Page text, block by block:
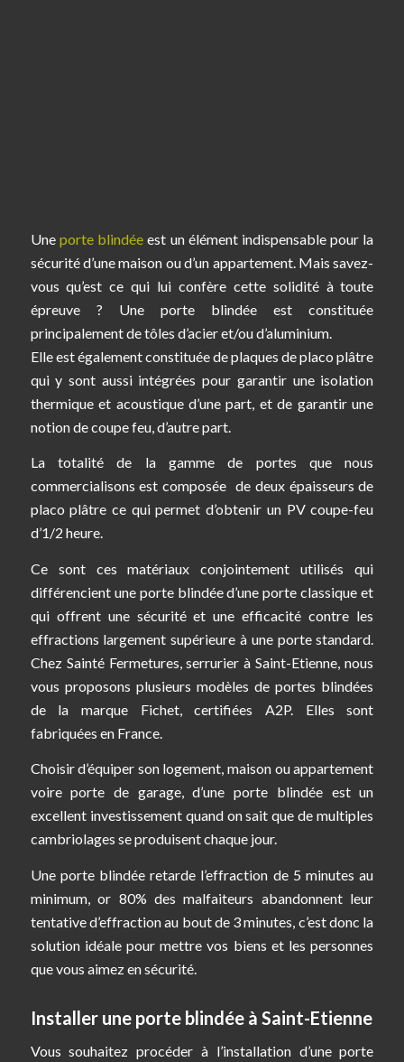
Une porte blindée est un élément indispensable pour la
sécurité d’une maison ou d’un appartement. Mais savez-
vous qu’est ce qui lui confère cette solidité à toute
épreuve ? Une porte blindée est constituée
principalement de tôles d’acier et/ou d’aluminium.
Elle est également constituée de plaques de placo plâtre
qui y sont aussi intégrées pour garantir une isolation
thermique et acoustique d’une part, et de garantir une
notion de coupe feu, d’autre part.
La totalité de la gamme de portes que nous
commercialisons est composée de deux épaisseurs de
placo plâtre ce qui permet d’obtenir un PV coupe-feu
d’1/2 heure.
Ce sont ces matériaux conjointement utilisés qui
différencient une porte blindée d’une porte classique et
qui offrent une sécurité et une efficacité contre les
effractions largement supérieure à une porte standard.
Chez Sainté Fermetures, serrurier à Saint-Etienne, nous
vous proposons plusieurs modèles de portes blindées
de la marque Fichet, certifiées A2P. Elles sont
fabriquées en France.
Choisir d’équiper son logement, maison ou appartement
voire porte de garage, d’une porte blindée est un
excellent investissement quand on sait que de multiples
cambriolages se produisent chaque jour.
Une porte blindée retarde l’effraction de 5 minutes au
minimum, or 80% des malfaiteurs abandonnent leur
tentative d’effraction au bout de 3 minutes, c’est donc la
solution idéale pour mettre vos biens et les personnes
que vous aimez en sécurité.
Installer une porte blindée à Saint-Etienne
Vous souhaitez procéder à l’installation d’une porte